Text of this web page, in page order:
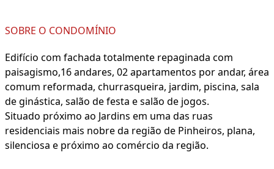
SOBRE O CONDOMÍNIO
Edifício com fachada totalmente repaginada com
paisagismo,16 andares, 02 apartamentos por andar, área
comum reformada, churrasqueira, jardim, piscina, sala
de ginástica, salão de festa e salão de jogos.
Situado próximo ao Jardins em uma das ruas
residenciais mais nobre da região de Pinheiros, plana,
silenciosa e próximo ao comércio da região.